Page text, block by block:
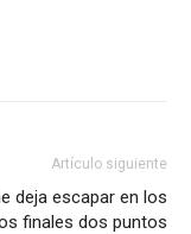
Artículo siguiente
deja escapar en los
finales dos puntos